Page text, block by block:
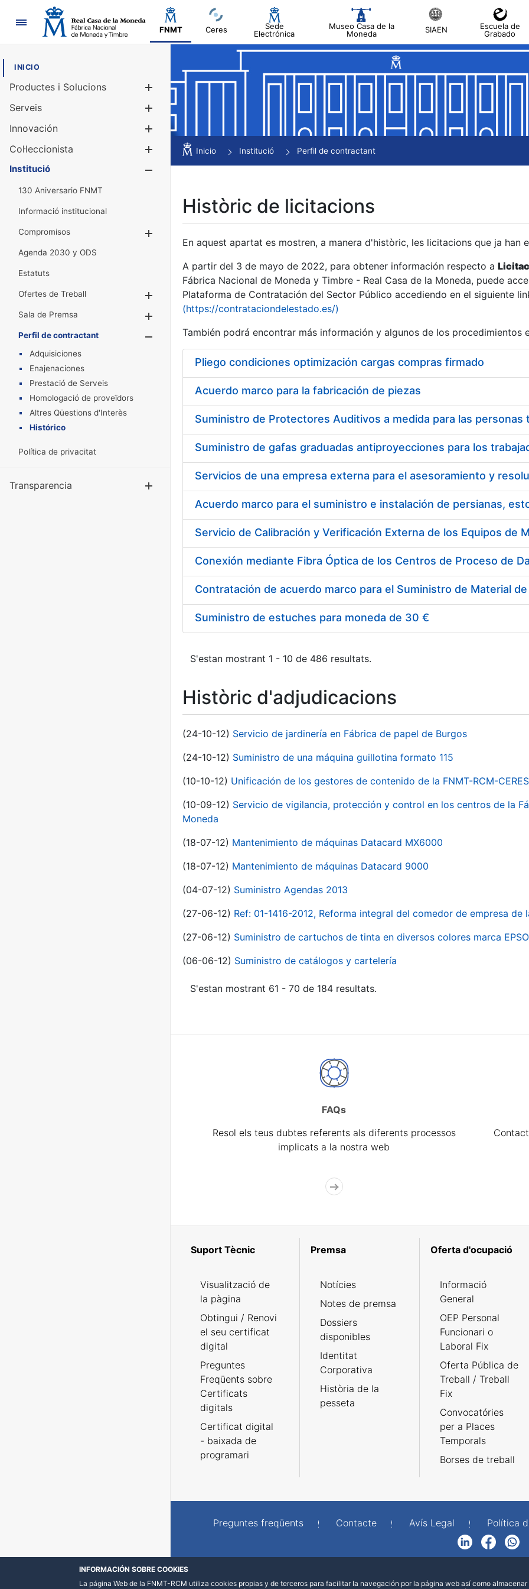
Navegació
FNMT Ceres
Sede
Electrónica
Museo Casa de la
Moneda
SIAEN
Escuela de
Grabado
INICIO
Productes i Solucions
Mostra/Amaga
Serveis
Innovación
Col·leccionista
Mostra/Amaga
Institució
130 Aniversario FNMT
Informació institucional
Compromisos
Agenda 2030 y ODS
Estatuts
Ofertes de Treball
Mostra/Amaga
Sala de Premsa
Mostra/Amaga
Perfil de contractant
Mostra/Amaga
Adquisiciones
Enajenaciones
Prestació de Serveis
Homologació de proveïdors
Altres Qüestions d'Interès
Histórico
Política de privacitat
Transparencia
Inicio Institució Perfil de contractant
Històric de licitacions
En aquest apartat es mostren, a manera d'històric, les licitacions que ja
A partir del 3 de mayo de 2022, para obtener información respecto a
Fábrica Nacional de Moneda y Timbre - Real Casa de la Moneda, puede
Plataforma de Contratación del Sector Público accediendo en el siguiente
(https://contrataciondelestado.es/)
También podrá encontrar más información y algunos de los procedimientos
Pliego condiciones optimización cargas compras firmado
Acuerdo marco para la fabricación de piezas
Acuerdo marco para el suministro e instalación de persianas,
Suministro de estuches para moneda de 30 €
S'estan mostrant 1 - 10 de 486 resultats.
Històric d'adjudicacions
(24-10-12) Servicio de jardinería en Fábrica de papel de Burgos
(24-10-12) Suministro de una máquina guillotina formato 115
(10-10-12) Unificación de los gestores de contenido de la FNMT-RCM-CERES
(10-09-12) Servicio de vigilancia, protección y control en los centros de la
Moneda
(18-07-12) Mantenimiento de máquinas Datacard MX6000
(18-07-12) Mantenimiento de máquinas Datacard 9000
(04-07-12) Suministro Agendas 2013
(27-06-12) Ref: 01-1416-2012, Reforma integral del comedor de empresa de
(27-06-12) Suministro de cartuchos de tinta en diversos colores marca
(06-06-12) Suministro de catálogos y cartelería
S'estan mostrant 61 - 70 de 184 resultats.
FAQs
Resol els teus dubtes referents als diferents processos
implicats a la nostra web
Suport Tècnic
Visualització de
la pàgina
Obtingui / Renovi
el seu certificat
digital
Preguntes
Freqüents sobre
Certificats
digitals
Certificat digital
- baixada de
programari
Premsa
Notícies
Notes de premsa
Dossiers
disponibles
Identitat
Corporativa
Història de la
pesseta
Oferta d'ocupació
Informació
General
OEP Personal
Funcionari o
Laboral Fix
Oferta Pública de
Treball / Treball
Fix
Convocatóries
per a Places
Temporals
Borses de treball
Preguntes freqüents Contacte Avís Legal Política
FacebookWhatsApp
INFORMACIÓN SOBRE COOKIES
La página Web de la FNMT-RCM utiliza cookies propias y de terceros para facilitar la navegación por la página web así como